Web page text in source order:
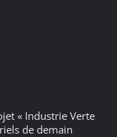
« Industrie Verte
de demain